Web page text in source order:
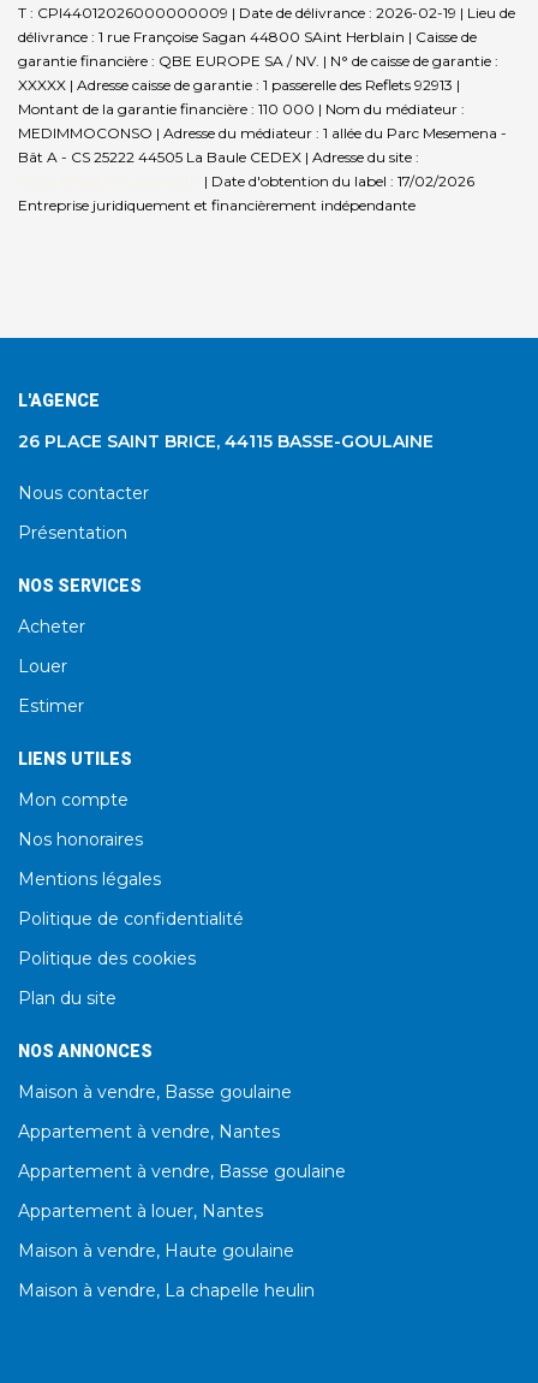
T : CPI44012026000000009 | Date de délivrance : 2026-02-19 | Lieu de
délivrance : 1 rue Françoise Sagan 44800 SAint Herblain | Caisse de
garantie financière : QBE EUROPE SA / NV. | N° de caisse de garantie :
XXXXX | Adresse caisse de garantie : 1 passerelle des Reflets 92913 |
Montant de la garantie financière : 110 000 | Nom du médiateur :
MEDIMMOCONSO | Adresse du médiateur : 1 allée du Parc Mesemena -
Bât A - CS 25222 44505 La Baule CEDEX | Adresse du site :
| Date d'obtention du label : 17/02/2026
Entreprise juridiquement et financièrement indépendante
L'AGENCE
26 PLACE SAINT BRICE, 44115 BASSE-GOULAINE
Nous contacter
Présentation
NOS SERVICES
Acheter
Louer
Estimer
LIENS UTILES
Mon compte
Nos honoraires
Mentions légales
Politique de confidentialité
Politique des cookies
Plan du site
NOS ANNONCES
Maison à vendre, Basse goulaine
Appartement à vendre, Nantes
Appartement à vendre, Basse goulaine
Appartement à louer, Nantes
Maison à vendre, Haute goulaine
Maison à vendre, La chapelle heulin